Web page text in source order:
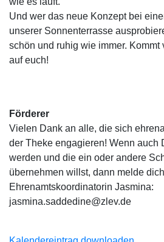
Und wer das neue Konzept bei
unserer Sonnenterrasse
schön und ruhig wie immer. Kommt
auf euch!
Förderer
Vielen Dank an alle, die sich
der Theke engagieren! Wenn auch
werden und die ein oder andere
übernehmen willst, dann melde
Ehrenamtskoordinatorin Jasmina:
jasmina.saddedine@zlev.de